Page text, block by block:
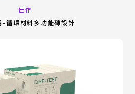
佳作
-循環材料多功能磚設計